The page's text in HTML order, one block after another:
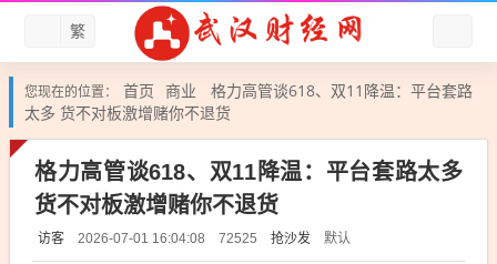
繁
您现在的位置： 首页 商业
格力高管谈618、双11降温：平台套路
太多 货不对板激增赌你不退货
格力高管谈618、双11降温：平台套路太多
货不对板激增赌你不退货
访客 2026-07-01 16:04:08 72525 抢沙发 默认